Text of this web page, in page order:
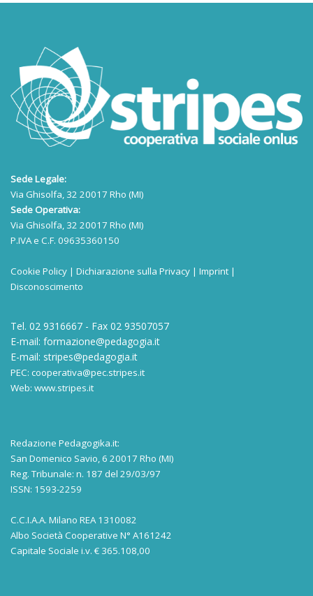
Sede Legale:
Via Ghisolfa, 32 20017 Rho (MI)
Sede Operativa:
Via Ghisolfa, 32 20017 Rho (MI)
P.IVA e C.F. 09635360150
Cookie Policy | Dichiarazione sulla Privacy | Imprint |
Disconoscimento
Tel. 02 9316667 - Fax 02 93507057
E-mail: formazione@pedagogia.it
E-mail: stripes@pedagogia.it
PEC: cooperativa@pec.stripes.it
Web: www.stripes.it
Redazione Pedagogika.it:
San Domenico Savio, 6 20017 Rho (MI)
Reg. Tribunale: n. 187 del 29/03/97
ISSN: 1593-2259
C.C.I.A.A. Milano REA 1310082
Albo Società Cooperative N° A161242
Capitale Sociale i.v. € 365.108,00